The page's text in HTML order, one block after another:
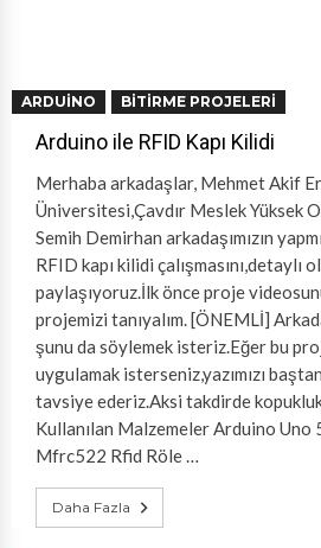
ARDUINO BITIRME PROJELERI
Arduino ile RFID Kapı Kilidi
Merhaba arkadaşlar, Mehmet Akif
Üniversitesi,Çavdır Meslek Yüksek
Semih Demirhan arkadaşımızın
RFID kapı kilidi çalışmasını,detaylı
paylaşıyoruz.İlk önce proje
projemizi tanıyalım. [ÖNEMLİ]
şunu da söylemek isteriz.Eğer bu
uygulamak isterseniz,yazımızı
tavsiye ederiz.Aksi takdirde
Kullanılan Malzemeler Arduino Uno
Mfrc522 Rfid Röle …
Daha Fazla